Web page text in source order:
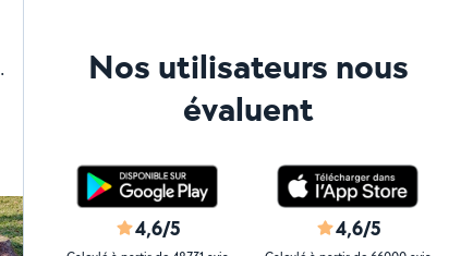
Nos utilisateurs nous
évaluent
4,6/5 4,6/5